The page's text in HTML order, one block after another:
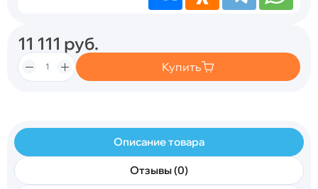
11 111 руб.
Купить
Описание товара
Отзывы (0)